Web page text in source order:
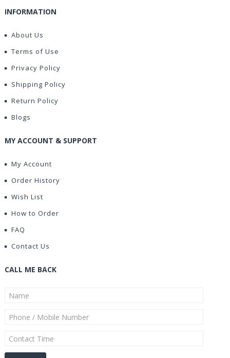
INFORMATION
About Us
Terms of Use
Privacy Policy
Shipping Policy
Return Policy
Blogs
MY ACCOUNT & SUPPORT
My Account
Order History
Wish List
How to Order
FAQ
Contact Us
CALL ME BACK